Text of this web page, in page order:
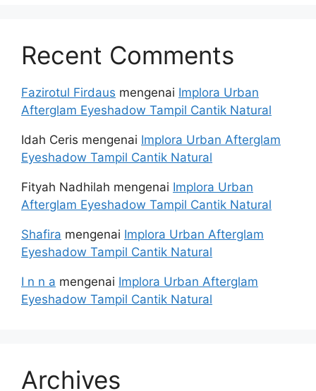
Recent Comments
Fazirotul Firdaus mengenai Implora Urban
Afterglam Eyeshadow Tampil Cantik Natural
Idah Ceris mengenai Implora Urban Afterglam
Eyeshadow Tampil Cantik Natural
Fityah Nadhilah mengenai Implora Urban
Afterglam Eyeshadow Tampil Cantik Natural
Shafira mengenai Implora Urban Afterglam
Eyeshadow Tampil Cantik Natural
I n n a mengenai Implora Urban Afterglam
Eyeshadow Tampil Cantik Natural
Archives